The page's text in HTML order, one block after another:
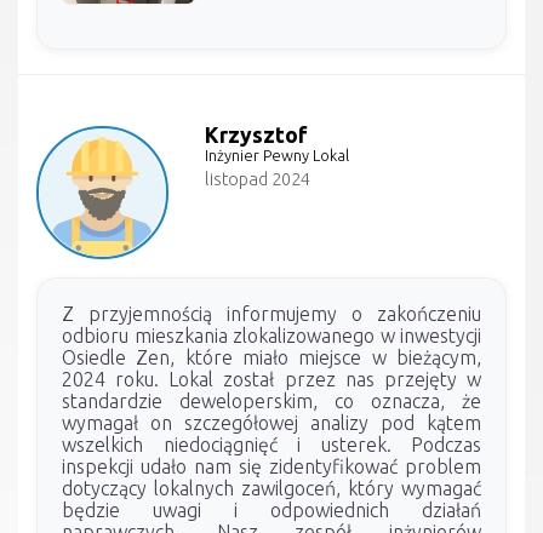
Krzysztof
Inżynier Pewny Lokal
listopad 2024
Z przyjemnością informujemy o zakończeniu
odbioru mieszkania zlokalizowanego w inwestycji
Osiedle Zen, które miało miejsce w bieżącym,
2024 roku. Lokal został przez nas przejęty w
standardzie deweloperskim, co oznacza, że
wymagał on szczegółowej analizy pod kątem
wszelkich niedociągnięć i usterek. Podczas
inspekcji udało nam się zidentyfikować problem
dotyczący lokalnych zawilgoceń, który wymagać
będzie uwagi i odpowiednich działań